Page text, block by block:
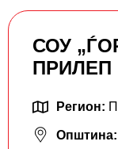
СОУ
ПРИЛЕП
Регион:
Општина: